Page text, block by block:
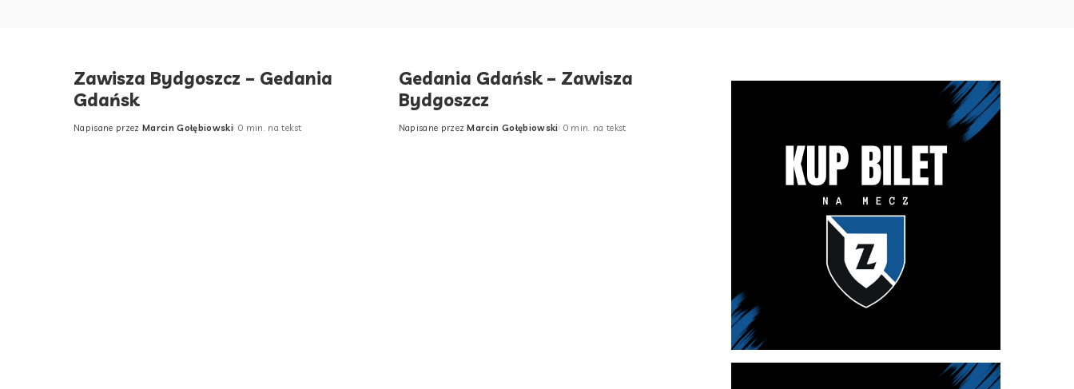
Zawisza Bydgoszcz – Gedania
Gdańsk
Posted
Napisane przez Marcin Gołębiowski 0 min. na tekst
Gedania Gdańsk – Zawisza
Bydgoszcz
Posted
Napisane przez Marcin Gołębiowski 0 min. na tekst